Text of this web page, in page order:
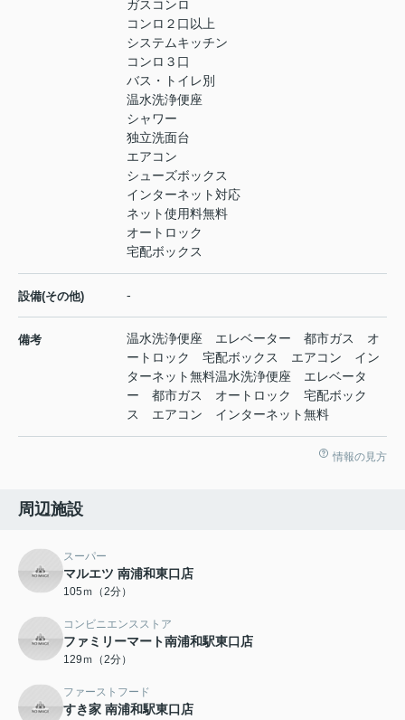
ガスコンロ
コンロ２口以上
システムキッチン
コンロ３口
バス・トイレ別
温水洗浄便座
シャワー
独立洗面台
エアコン
シューズボックス
インターネット対応
ネット使用料無料
オートロック
宅配ボックス
設備(その他) -
備考
温水洗浄便座 エレベーター 都市ガス オ
ートロック 宅配ボックス エアコン イン
ターネット無料温水洗浄便座 エレベータ
ー 都市ガス オートロック 宅配ボック
ス エアコン インターネット無料
情報の見方
周辺施設
スーパー
マルエツ 南浦和東口店
105ｍ（2分）
コンビニエンスストア
ファミリーマート南浦和駅東口店
129ｍ（2分）
ファーストフード
すき家 南浦和駅東口店